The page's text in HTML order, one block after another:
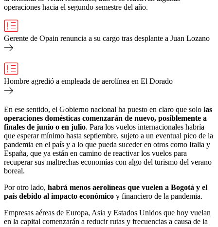
operaciones hacia el segundo semestre del año.
Gerente de Opain renuncia a su cargo tras desplante a Juan Lozano
Hombre agredió a empleada de aerolínea en El Dorado
En ese sentido, el Gobierno nacional ha puesto en claro que solo las
operaciones domésticas comenzarán de nuevo, posiblemente a
finales de junio o en julio. Para los vuelos internacionales habría
que esperar mínimo hasta septiembre, sujeto a un eventual pico de la
pandemia en el país y a lo que pueda suceder en otros como Italia y
España, que ya están en camino de reactivar los vuelos para
recuperar sus maltrechas economías con algo del turismo del verano
boreal.
Por otro lado, habrá menos aerolíneas que vuelen a Bogotá y el
país debido al impacto económico y financiero de la pandemia.
Empresas aéreas de Europa, Asia y Estados Unidos que hoy vuelan
en la capital comenzarán a reducir rutas y frecuencias a causa de la